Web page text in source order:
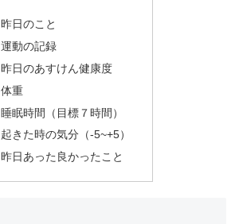
昨日のこと
運動の記録
昨日のあすけん健康度
体重
睡眠時間（目標７時間）
起きた時の気分（-5~+5）
昨日あった良かったこと